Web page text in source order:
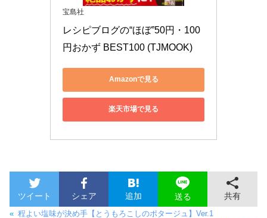
宝島社
レシピブログの“ほぼ”50円・100
円おかず BEST100 (TJMOOK)
Amazonで見る
楽天市場で見る
ツイート シェア 追加 送る 共有
« 程よい塩味が決め手【とうもろこしのポタージュ】Ver.1